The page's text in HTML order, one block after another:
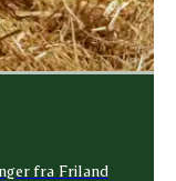
fra Friland